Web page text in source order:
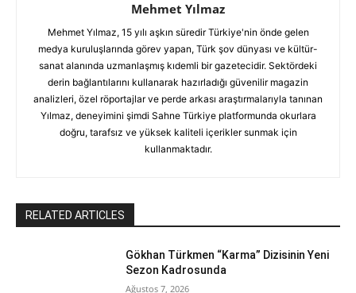
Mehmet Yılmaz
Mehmet Yılmaz, 15 yılı aşkın süredir Türkiye'nin önde gelen
medya kuruluşlarında görev yapan, Türk şov dünyası ve kültür-
sanat alanında uzmanlaşmış kıdemli bir gazetecidir. Sektördeki
derin bağlantılarını kullanarak hazırladığı güvenilir magazin
analizleri, özel röportajlar ve perde arkası araştırmalarıyla tanınan
Yılmaz, deneyimini şimdi Sahne Türkiye platformunda okurlara
doğru, tarafsız ve yüksek kaliteli içerikler sunmak için
kullanmaktadır.
RELATED ARTICLES
Gökhan Türkmen “Karma” Dizisinin Yeni
Sezon Kadrosunda
Ağustos 7, 2026